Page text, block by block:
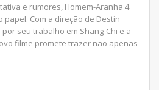
e rumores, Homem-Aranha 4
Com a direção de Destin
seu trabalho em Shang-Chi e a
filme promete trazer não apenas